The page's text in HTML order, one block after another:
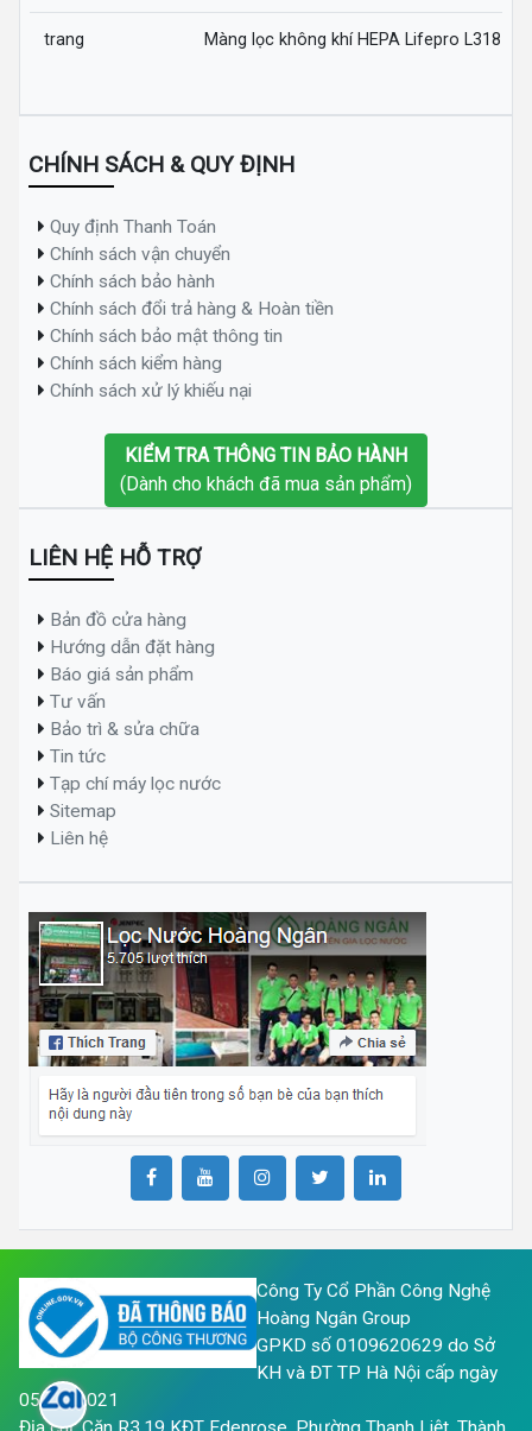
trang Màng lọc không khí HEPA Lifepro L318-AZ
CHÍNH SÁCH & QUY ĐỊNH
Quy định Thanh Toán
Chính sách vận chuyển
Chính sách bảo hành
Chính sách đổi trả hàng & Hoàn tiền
Chính sách bảo mật thông tin
Chính sách kiểm hàng
Chính sách xử lý khiếu nại
KIỂM TRA THÔNG TIN BẢO HÀNH
(Dành cho khách đã mua sản phẩm)
LIÊN HỆ HỖ TRỢ
Bản đồ cửa hàng
Hướng dẫn đặt hàng
Báo giá sản phẩm
Tư vấn
Bảo trì & sửa chữa
Tin tức
Tạp chí máy lọc nước
Sitemap
Liên hệ
Công Ty Cổ Phần Công Nghệ
Hoàng Ngân Group
GPKD số 0109620629 do Sở
KH và ĐT TP Hà Nội cấp ngày
05/05/2021